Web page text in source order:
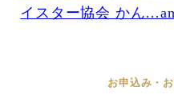
イスター協会 かん
お申込み・